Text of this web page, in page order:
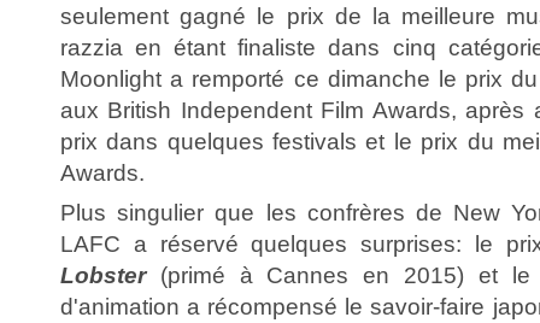
seulement gagné le prix de la meilleure
razzia en étant finaliste dans cinq
Moonlight a remporté ce dimanche le prix
aux British Independent Film Awards, après
prix dans quelques festivals et le prix du
Awards.
Plus singulier que les confrères de New
LAFC a réservé quelques surprises: le
Lobster(primé à Cannes en 2015) et le
d'animation a récompensé le savoir-faire